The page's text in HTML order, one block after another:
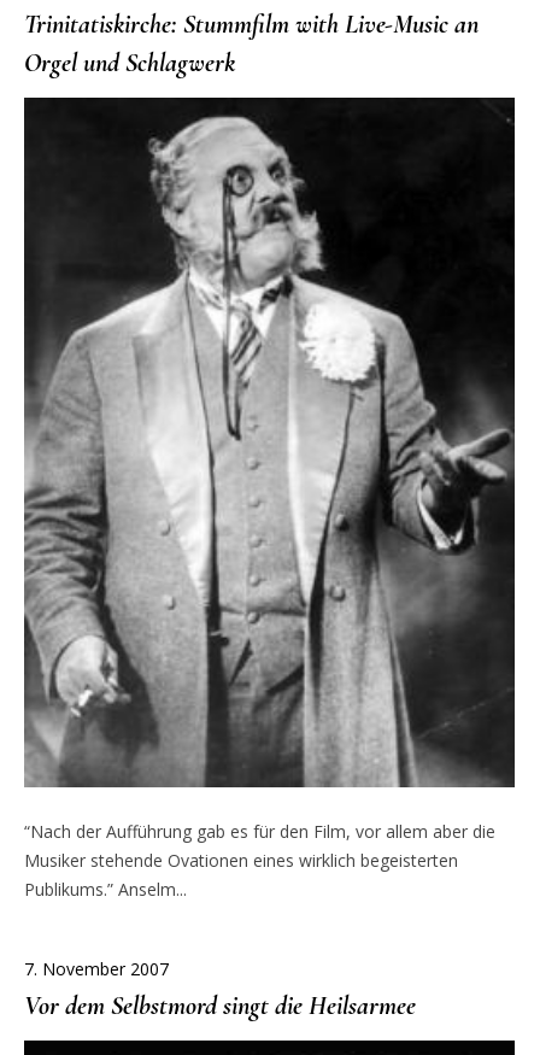
Trinitatiskirche: Stummfilm with Live-Music an
Orgel und Schlagwerk
“Nach der Aufführung gab es für den Film, vor allem aber die
Musiker stehende Ovationen eines wirklich begeisterten
Publikums.” Anselm...
7. November 2007
Vor dem Selbstmord singt die Heilsarmee